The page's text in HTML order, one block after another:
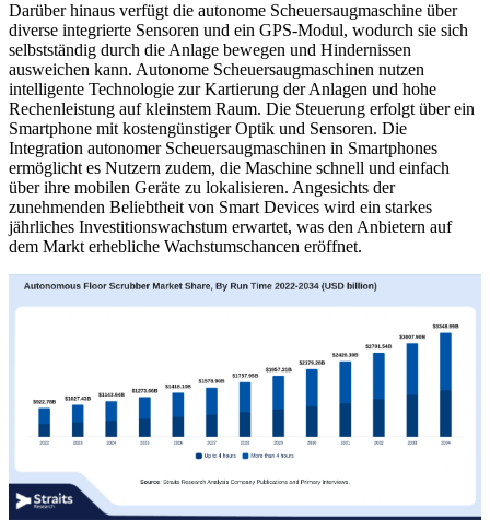
Darüber hinaus verfügt die autonome Scheuersaugmaschine über
diverse integrierte Sensoren und ein GPS-Modul, wodurch sie sich
selbstständig durch die Anlage bewegen und Hindernissen
ausweichen kann. Autonome Scheuersaugmaschinen nutzen
intelligente Technologie zur Kartierung der Anlagen und hohe
Rechenleistung auf kleinstem Raum. Die Steuerung erfolgt über ein
Smartphone mit kostengünstiger Optik und Sensoren. Die
Integration autonomer Scheuersaugmaschinen in Smartphones
ermöglicht es Nutzern zudem, die Maschine schnell und einfach
über ihre mobilen Geräte zu lokalisieren. Angesichts der
zunehmenden Beliebtheit von Smart Devices wird ein starkes
jährliches Investitionswachstum erwartet, was den Anbietern auf
dem Markt erhebliche Wachstumschancen eröffnet.